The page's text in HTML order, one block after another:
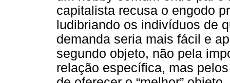
capitalista recusa o engodo
ludibriando os indivíduos de
demanda seria mais fácil e
segundo objeto, não pela
relação específica, mas